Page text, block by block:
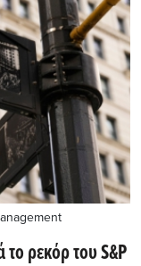
ρεκόρ του S&P